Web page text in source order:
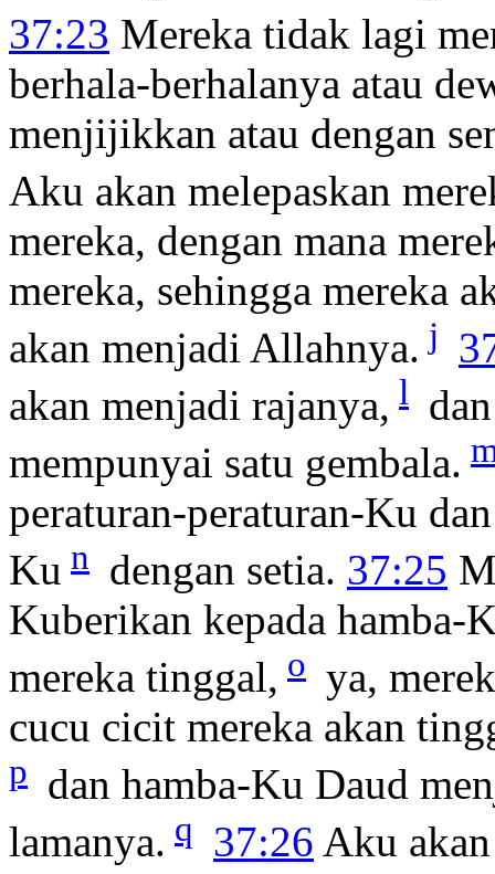
37:23 Mereka tidak lagi
berhala-berhalanya atau
menjijikkan atau dengan
Aku akan melepaskan
mereka, dengan mana
mereka, sehingga mereka
akan menjadi Allahnya. j
akan menjadi rajanya, l
mempunyai satu gembala.
peraturan-peraturan-Ku
Ku n dengan setia. 37:25
Kuberikan kepada hamba-
mereka tinggal, o ya,
cucu cicit mereka akan
p dan hamba-Ku Daud
lamanya. q 37:26 Aku